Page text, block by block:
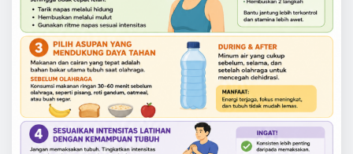
Trik Menjaga Stamina Saat
Berolahraga Agar Tidak Cepat
Lelah
John Gray Jun 20, 2026 0
Menjaga stamina saat berolahraga tidak hanya